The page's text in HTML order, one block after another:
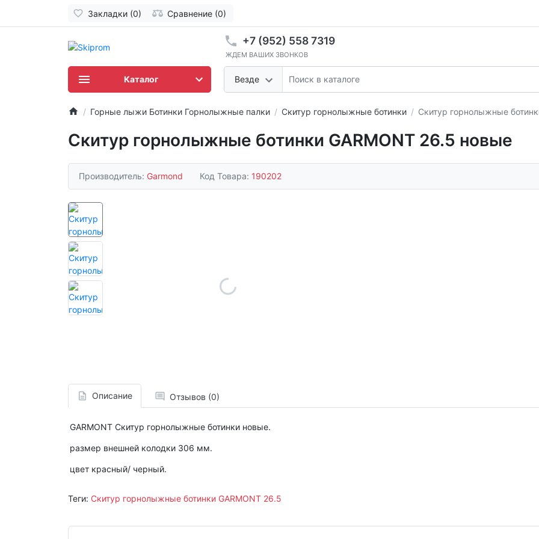
Закладки (0) Сравнение (0)
+7 (952) 558 7319
ЖДЕМ ВАШИХ ЗВОНКОВ
Везде
Каталог
Горные лыжи Ботинки Горнолыжные палки Скитур горнолыжные ботинки Скитур горнолыжные
Скитур горнолыжные ботинки GARMONT 26.5 новые
Производитель: Garmond Код Товара: 190202
Описание Отзывов (0)
GARMONT Скитур горнолыжные ботинки новые.
размер внешней колодки 306 мм.
цвет красный/ черный.
Теги: Скитур горнолыжные ботинки GARMONT 26.5